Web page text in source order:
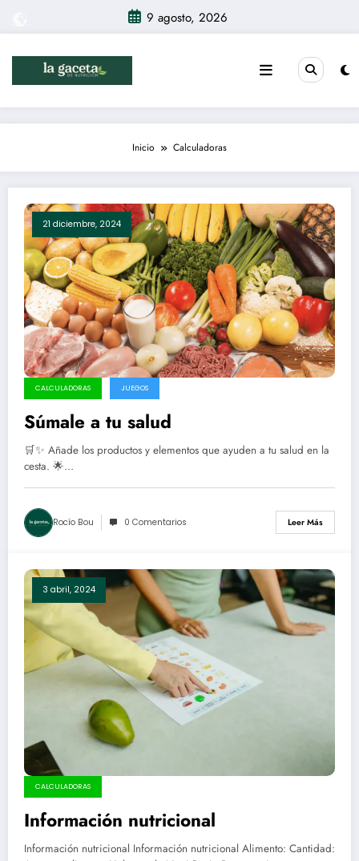
contenido
9 agosto, 2026
Inicio Calculadoras
21 diciembre, 2024
CALCULADORAS JUEGOS
Súmale a tu salud
🛒✨ Añade los productos y elementos que ayuden a tu salud en la
cesta. 🌟…
Rocío Bou 0 Comentarios Leer Más
3 abril, 2024
CALCULADORAS
Información nutricional
Información nutricional Información nutricional Alimento: Cantidad: